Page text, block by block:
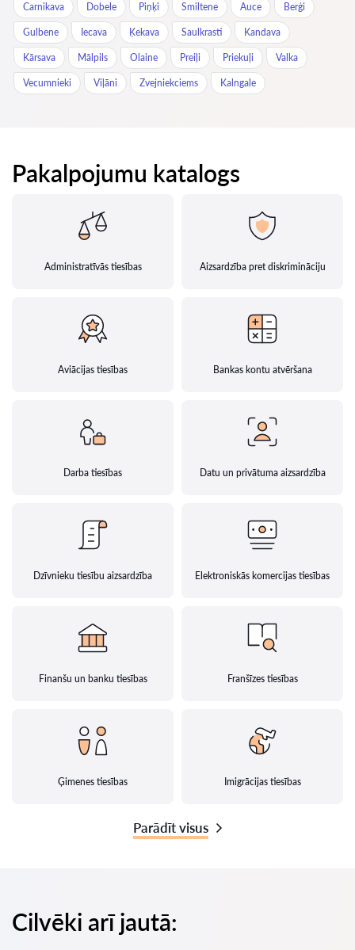
Carnikava Dobele Piņķi Smiltene Auce Berģi
Gulbene Iecava Ķekava Saulkrasti Kandava
Kārsava Mālpils Olaine Preiļi Priekuļi Valka
Vecumnieki Viļāni Zvejniekciems Kalngale
Pakalpojumu katalogs
Administratīvās tiesības Aizsardzība pret diskrimināciju
Aviācijas tiesības Bankas kontu atvēršana
Darba tiesības Datu un privātuma aizsardzība
Dzīvnieku tiesību aizsardzība Elektroniskās komercijas tiesības
Finanšu un banku tiesības Franšīzes tiesības
Ģimenes tiesības Imigrācijas tiesības
Parādīt visus
Cilvēki arī jautā: